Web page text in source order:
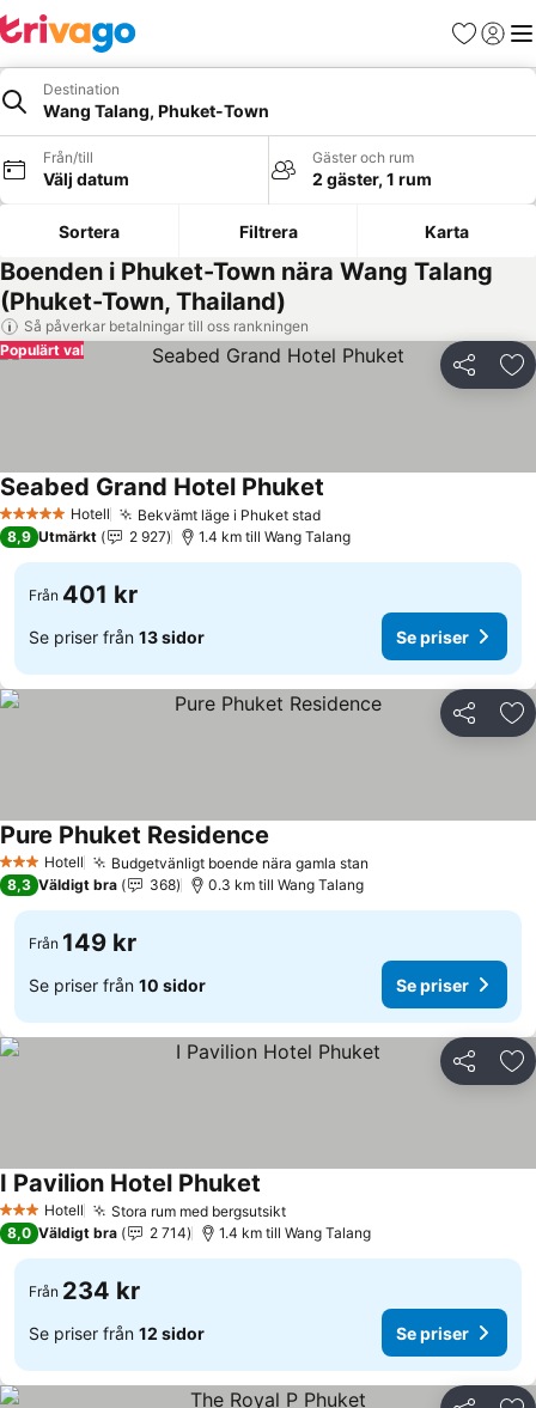
Favoriter
Logga
Destination
Wang Talang, Phuket-Town
Från/till
Välj datum
Gäster och rum
2 gäster, 1 rum
Sortera Filtrera Karta
Boenden i Phuket-Town nära Wang Talang
(Phuket-Town, Thailand)
Så påverkar betalningar till oss rankningen
Dela
Populärt val
5 Stjärnor Hotell Bekvämt läge i Phuket stad
Seabed Grand Hotel Phuket
8,9 Utmärkt 2 927 1.4 km till Wang Talang
Från 401 kr
Se priser från 13 sidor Se priser
Dela
3 StjärnorHotell Budgetvänligt boende nära gamla stan
Pure Phuket Residence
8,3 Väldigt bra 368 0.3 km till Wang Talang
Från 149 kr
Se priser från 10 sidor Se priser
Dela
3 StjärnorHotell Stora rum med bergsutsikt
I Pavilion Hotel Phuket
8,0 Väldigt bra 2 714 1.4 km till Wang Talang
Från 234 kr
Se priser från 12 sidor Se priser